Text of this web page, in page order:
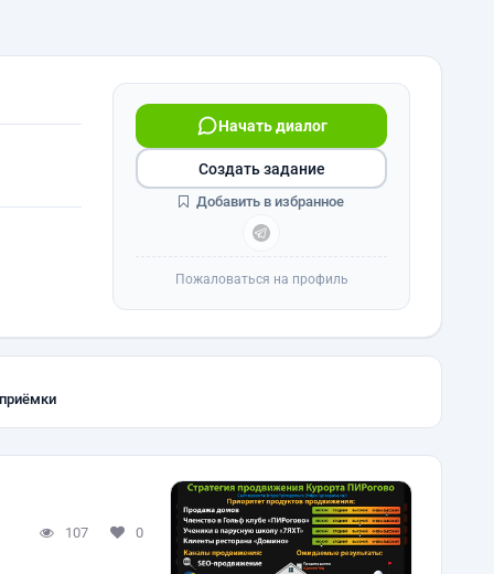
Начать диалог
Создать задание
Добавить в избранное
Пожаловаться на профиль
107 0